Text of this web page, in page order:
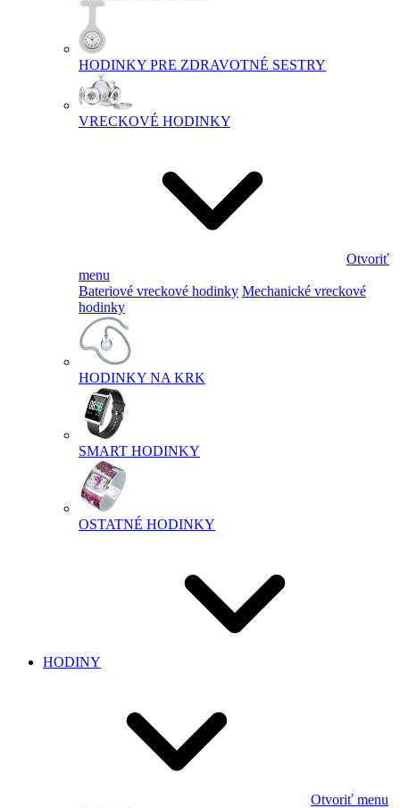
HODINKY PRE ZDRAVOTNÉ SESTRY
VRECKOVÉ HODINKY
Otvoriť
menu
Bateriové vreckové hodinky Mechanické vreckové
hodinky
HODINKY NA KRK
SMART HODINKY
OSTATNÉ HODINKY
HODINY
Otvoriť menu